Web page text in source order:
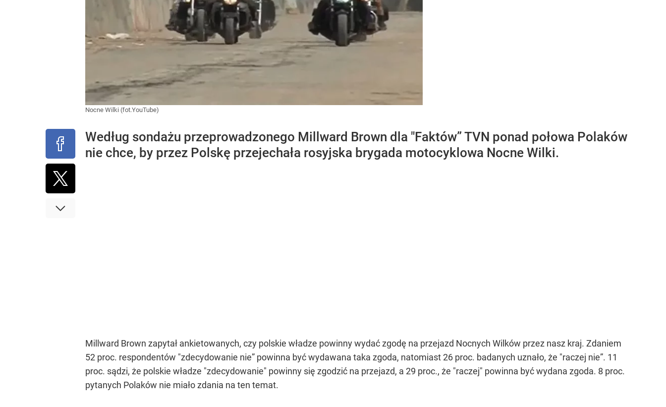
Nocne Wilki (fot.YouTube)
Według sondażu przeprowadzonego Millward Brown dla "Faktów” TVN ponad połowa Polaków
nie chce, by przez Polskę przejechała rosyjska brygada motocyklowa Nocne Wilki.
Millward Brown zapytał ankietowanych, czy polskie władze powinny wydać zgodę na przejazd Nocnych Wilków przez nasz kraj. Zdaniem
52 proc. respondentów "zdecydowanie nie” powinna być wydawana taka zgoda, natomiast 26 proc. badanych uznało, że "raczej nie”. 11
proc. sądzi, że polskie władze "zdecydowanie" powinny się zgodzić na przejazd, a 29 proc., że "raczej" powinna być wydana zgoda. 8 proc.
pytanych Polaków nie miało zdania na ten temat.